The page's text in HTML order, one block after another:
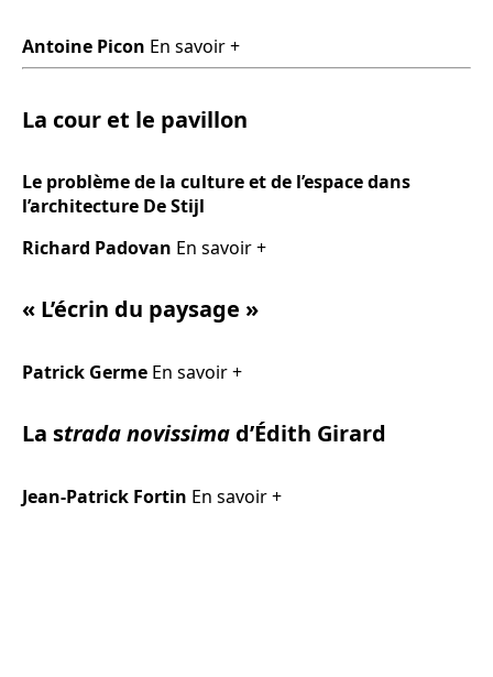
Antoine Picon En savoir +
La cour et le pavillon
Le problème de la culture et de l’espace dans
l’architecture De Stijl
Richard Padovan En savoir +
« L’écrin du paysage »
Patrick Germe En savoir +
La strada novissima d’Édith Girard
Jean-Patrick Fortin En savoir +